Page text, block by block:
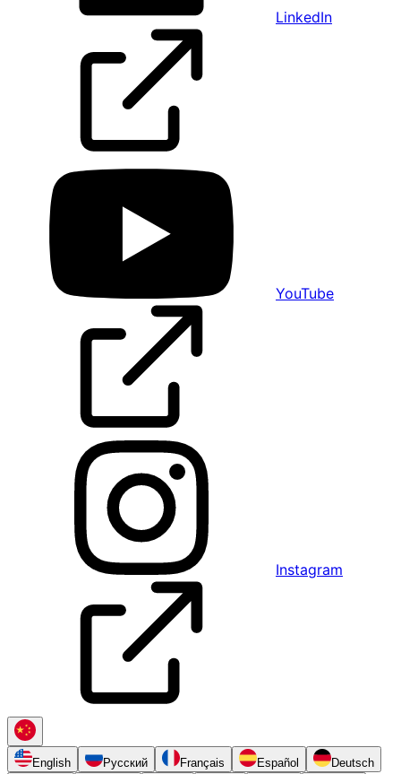
LinkedIn
YouTube
Instagram
English Русский Français Español
Deutsch